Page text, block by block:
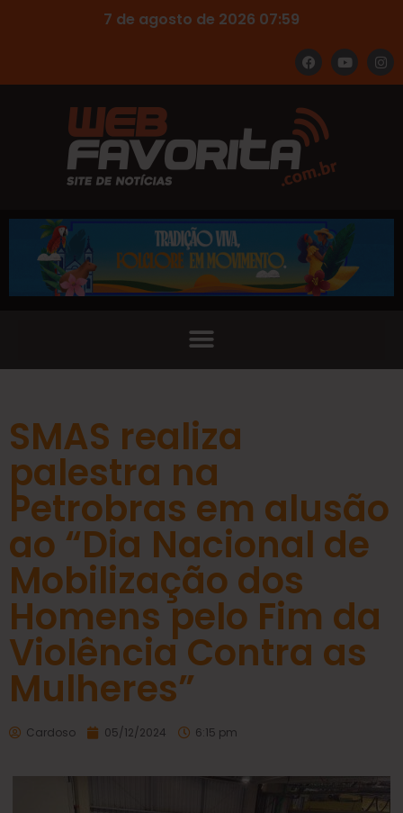
7 de agosto de 2026 07:59
SMAS realiza
palestra na
Petrobras em alusão
ao “Dia Nacional de
Mobilização dos
Homens pelo Fim da
Violência Contra as
Mulheres”
Cardoso 05/12/2024 6:15 pm